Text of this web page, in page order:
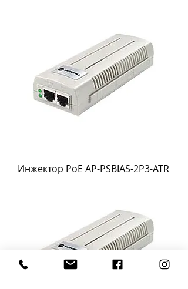
Инжектор PoE AP-PSBIAS-2P3-ATR